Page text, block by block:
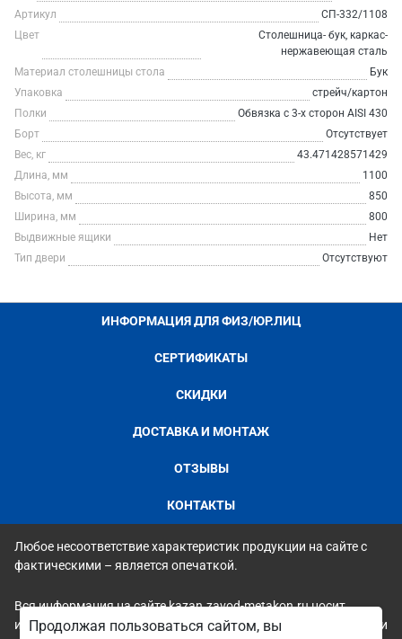
Артикул
СП-332/1108
Цвет
Столешница- бук, каркас-
нержавеющая сталь
Материал столешницы стола
Бук
Упаковка
стрейч/картон
Полки
Обвязка с 3-х сторон AISI 430
Борт
Отсутствует
Вес, кг
43.471428571429
Длина, мм
1100
Высота, мм
850
Ширина, мм
800
Выдвижные ящики
Нет
Тип двери
Отсутствуют
ИНФОРМАЦИЯ ДЛЯ ФИЗ/ЮР.ЛИЦ
СЕРТИФИКАТЫ
СКИДКИ
ДОСТАВКА И МОНТАЖ
ОТЗЫВЫ
КОНТАКТЫ
Любое несоответствие характеристик продукции на сайте с
фактическими – является опечаткой.
Вся информация на сайте kazan.zavod-metakon.ru носит
исключительно ознакомительный и справочный характер и ни
Продолжая пользоваться сайтом, вы